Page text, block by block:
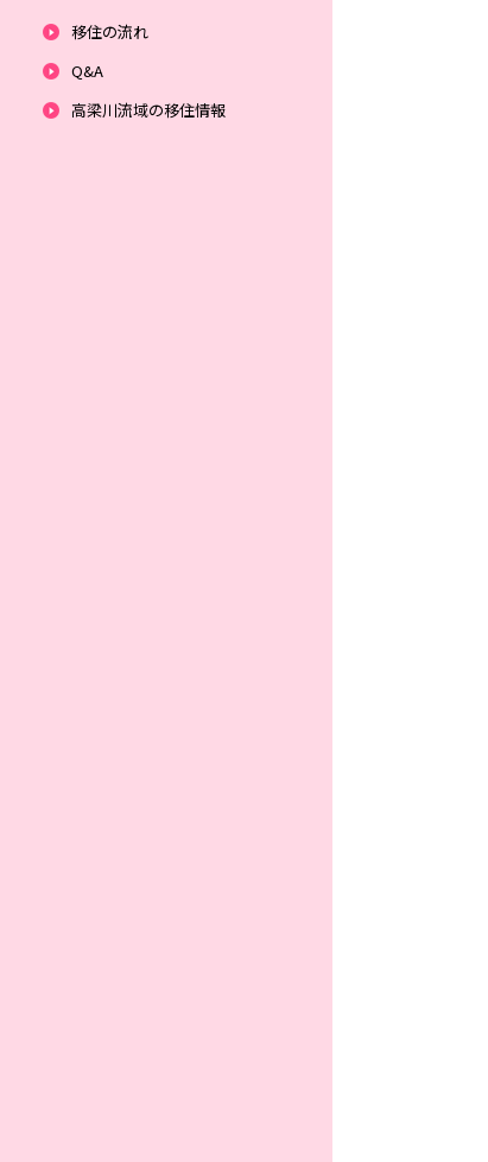
移住の流れ
Q&A
高梁川流域の移住情報